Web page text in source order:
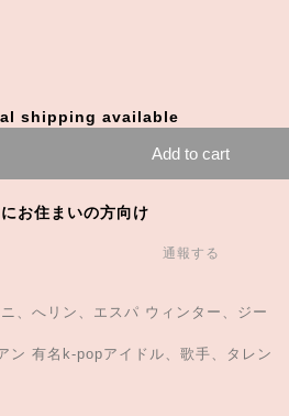
shipping available
Add to cart
お住まいの方向け
通報する
、へリン、エスパ ウィンター、ジー
ン 有名k-popアイドル、歌手、タレン